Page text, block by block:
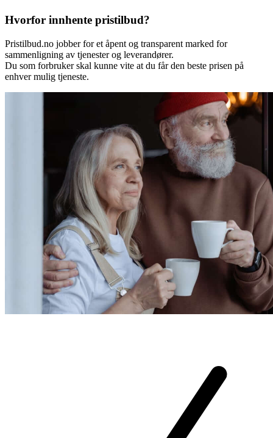
Hvorfor innhente pristilbud?
Pristilbud.no jobber for et åpent og transparent marked for
sammenligning av tjenester og leverandører.
Du som forbruker skal kunne vite at du får den beste prisen på
enhver mulig tjeneste.